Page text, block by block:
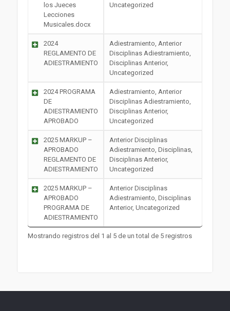
los Jueces
Lecciones
Musicales.docx
Uncategorized
2024
REGLAMENTO DE
ADIESTRAMIENTO
Adiestramiento, Anterior
Disciplinas Adiestramiento,
Disciplinas Anterior,
Uncategorized
2024 PROGRAMA
DE
ADIESTRAMIENTO
APROBADO
Adiestramiento, Anterior
Disciplinas Adiestramiento,
Disciplinas Anterior,
Uncategorized
2025 MARKUP –
APROBADO
REGLAMENTO DE
ADIESTRAMIENTO
Anterior Disciplinas
Adiestramiento, Disciplinas,
Disciplinas Anterior,
Uncategorized
2025 MARKUP –
APROBADO
PROGRAMA DE
ADIESTRAMIENTO
Anterior Disciplinas
Adiestramiento, Disciplinas
Anterior, Uncategorized
Mostrando registros del 1 al 5 de un total de 5 registros